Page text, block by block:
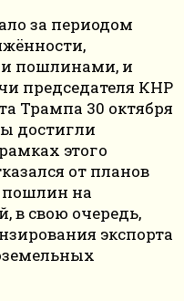
за периодом
пошлинами, и
председателя КНР
Трампа 30 октября
достигли
этого
от планов
пошлин на
в свою очередь,
экспорта